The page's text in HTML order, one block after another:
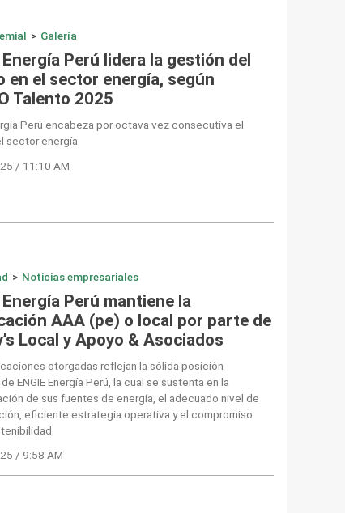
> Galería
Energía Perú lidera la gestión del
en el sector energía, según
Talento 2025
Perú encabeza por octava vez consecutiva el
sector energía.
/ 11:10 AM
> Noticias empresariales
Energía Perú mantiene la
AAA (pe) o local por parte de
Local y Apoyo & Asociados
otorgadas reflejan la sólida posición
ENGIE Energía Perú, la cual se sustenta en la
de sus fuentes de energía, el adecuado nivel de
eficiente estrategia operativa y el compromiso
/ 9:58 AM